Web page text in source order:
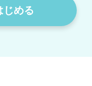
じめる